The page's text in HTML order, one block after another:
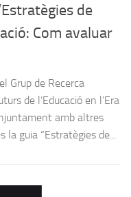
de
Com avaluar
Grup de Recerca
de l’Educació en l’Era
amb altres
guia “Estratègies de...